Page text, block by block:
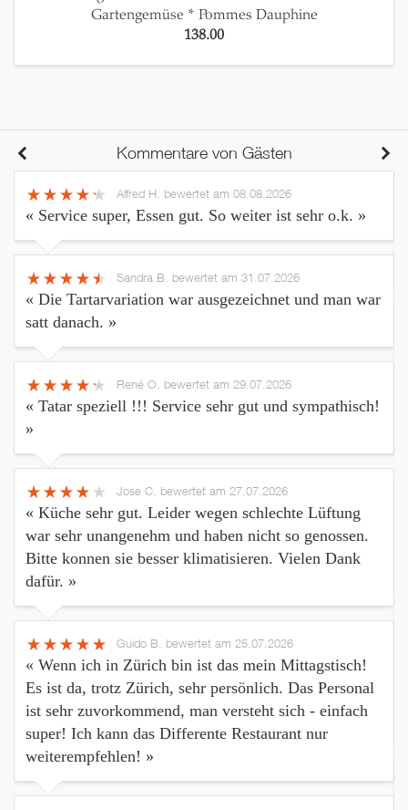
Gartengemüse * Pommes Dauphine
138.00
Kommentare von Gästen
Alfred H. bewertet am 08.08.2026
« Service super, Essen gut. So weiter ist sehr o.k. »
Sandra B. bewertet am 31.07.2026
« Die Tartarvariation war ausgezeichnet und man war
satt danach. »
René O. bewertet am 29.07.2026
« Tatar speziell !!! Service sehr gut und sympathisch!
»
Jose C. bewertet am 27.07.2026
« Küche sehr gut. Leider wegen schlechte Lüftung
war sehr unangenehm und haben nicht so genossen.
Bitte konnen sie besser klimatisieren. Vielen Dank
dafür. »
Guido B. bewertet am 25.07.2026
« Wenn ich in Zürich bin ist das mein Mittagstisch!
Es ist da, trotz Zürich, sehr persönlich. Das Personal
ist sehr zuvorkommend, man versteht sich - einfach
super! Ich kann das Differente Restaurant nur
weiterempfehlen! »